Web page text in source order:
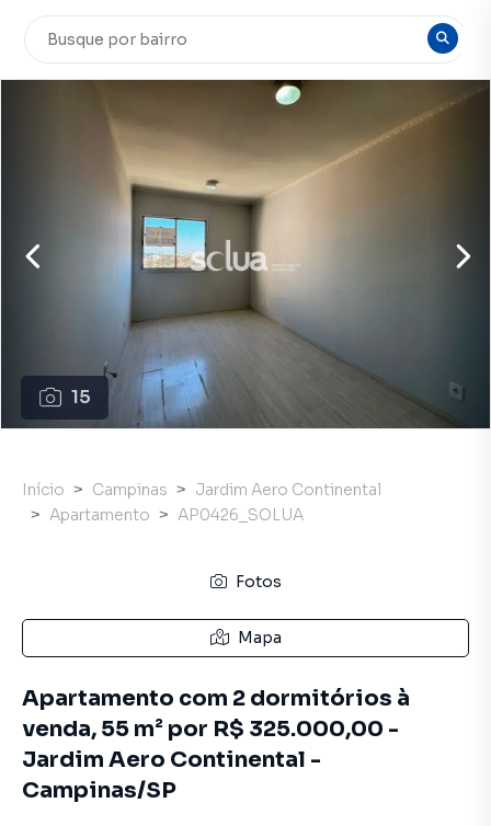
15
Início Campinas
Jardim Aero Continental
Apartamento
AP0426_SOLUA
Fotos
Mapa
Apartamento com 2 dormitórios à
venda, 55 m² por R$ 325.000,00 -
Jardim Aero Continental -
Campinas/SP